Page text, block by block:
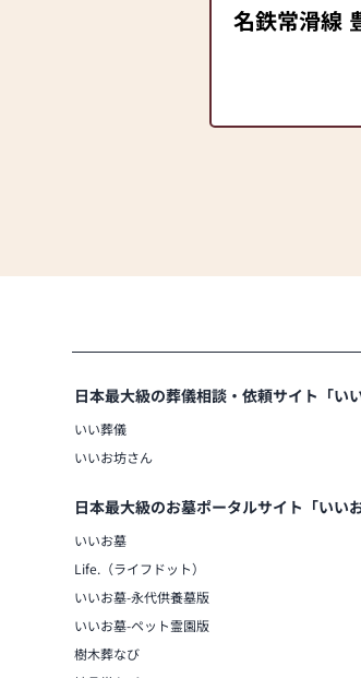
名鉄常滑線
日本最大級の葬儀相談・依頼サイト「いい
いい葬儀
いいお坊さん
日本最大級のお墓ポータルサイト「いいお
いいお墓
Life.（ライフドット）
いいお墓-永代供養墓版
いいお墓-ペット霊園版
樹木葬なび